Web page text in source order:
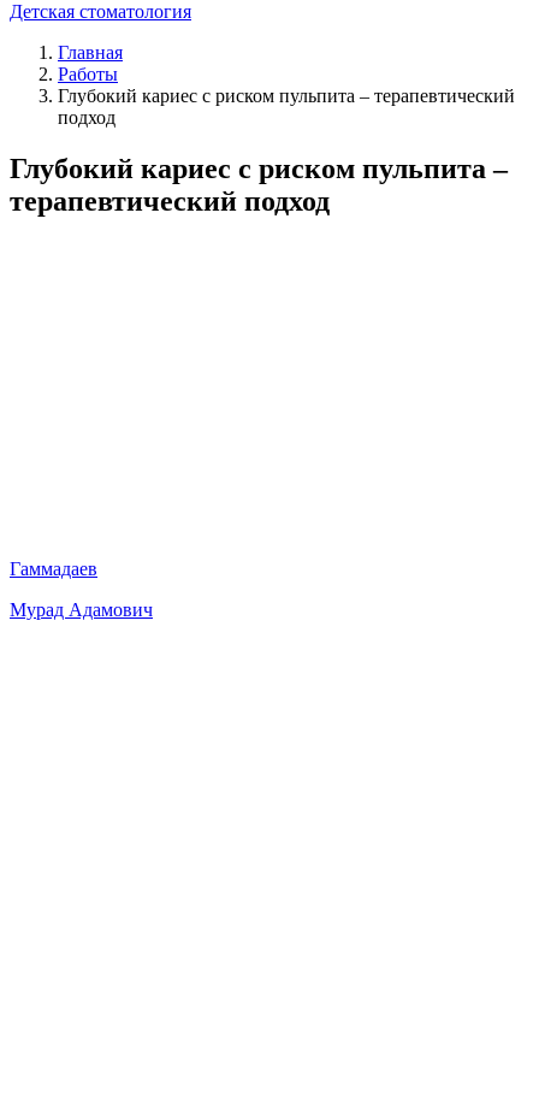
Детская стоматология
Главная
Работы
Глубокий кариес с риском пульпита – терапевтический
подход
Глубокий кариес с риском пульпита –
терапевтический подход
Гаммадаев
Мурад Адамович